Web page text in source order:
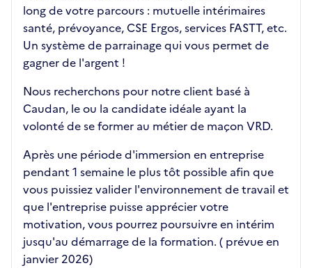
long de votre parcours : mutuelle intérimaires
santé, prévoyance, CSE Ergos, services FASTT, etc.
Un système de parrainage qui vous permet de
gagner de l'argent !
Nous recherchons pour notre client basé à
Caudan, le ou la candidate idéale ayant la
volonté de se former au métier de maçon VRD.
Après une période d'immersion en entreprise
pendant 1 semaine le plus tôt possible afin que
vous puissiez valider l'environnement de travail et
que l'entreprise puisse apprécier votre
motivation, vous pourrez poursuivre en intérim
jusqu'au démarrage de la formation. ( prévue en
janvier 2026)